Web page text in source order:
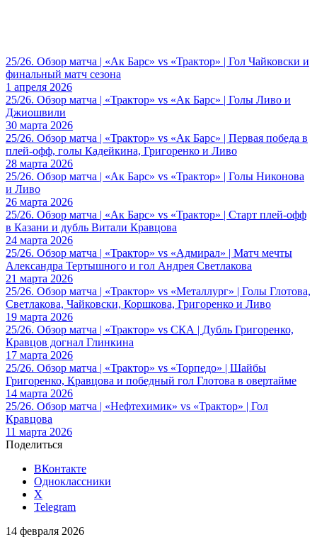
25/26. Обзор матча | «Ак Барс» vs «Трактор» | Гол Чайковски и
финальный матч сезона
1 апреля 2026
25/26. Обзор матча | «Трактор» vs «Ак Барс» | Голы Ливо и
Джиошвили
30 марта 2026
25/26. Обзор матча | «Трактор» vs «Ак Барс» | Первая победа в
плей-офф, голы Кадейкина, Григоренко и Ливо
28 марта 2026
25/26. Обзор матча | «Ак Барс» vs «Трактор» | Голы Никонова
и Ливо
26 марта 2026
25/26. Обзор матча | «Ак Барс» vs «Трактор» | Старт плей-офф
в Казани и дубль Витали Кравцова
24 марта 2026
25/26. Обзор матча | «Трактор» vs «Адмирал» | Матч мечты
Александра Тертышного и гол Андрея Светлакова
21 марта 2026
25/26. Обзор матча | «Трактор» vs «Металлург» | Голы Глотова,
Светлакова, Чайковски, Коршкова, Григоренко и Ливо
19 марта 2026
25/26. Обзор матча | «Трактор» vs СКА | Дубль Григоренко,
Кравцов догнал Глинкина
17 марта 2026
25/26. Обзор матча | «Трактор» vs «Торпедо» | Шайбы
Григоренко, Кравцова и победный гол Глотова в овертайме
14 марта 2026
25/26. Обзор матча | «Нефтехимик» vs «Трактор» | Гол
Кравцова
11 марта 2026
Поделиться
ВКонтакте
Одноклассники
X
Telegram
14 февраля 2026